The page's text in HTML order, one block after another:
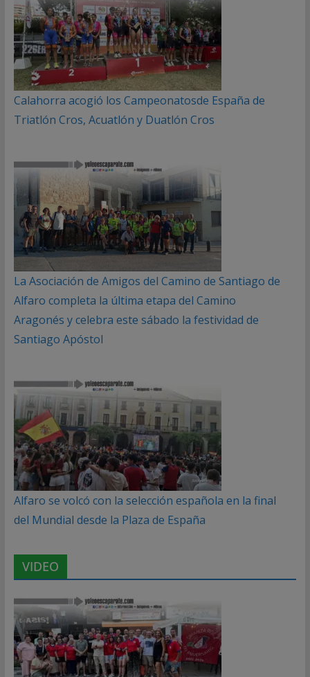
Calahorra acogió los Campeonatosde España de
Triatlón Cros, Acuatlón y Duatlón Cros
La Asociación de Amigos del Camino de Santiago de
Alfaro completa la última etapa del Camino
Aragonés y celebra este sábado la festividad de
Santiago Apóstol
Alfaro se volcó con la selección española en la final
del Mundial desde la Plaza de España
VIDEO